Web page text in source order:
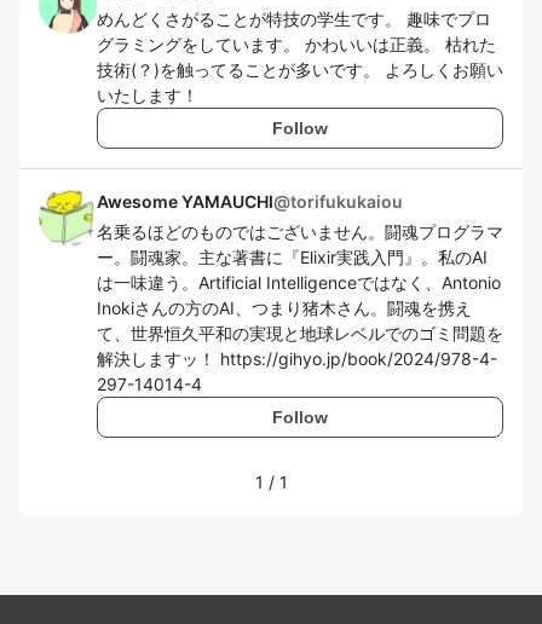
めんどくさがることが特技の学生です。 趣味でプロ
グラミングをしています。 かわいいは正義。 枯れた
技術(？)を触ってることが多いです。 よろしくお願い
いたします！
Follow
Awesome YAMAUCHI@torifukukaiou
名乗るほどのものではございません。闘魂プログラマ
ー。闘魂家。主な著書に『Elixir実践入門』。私のAI
は一味違う。Artificial Intelligenceではなく、Antonio
Inokiさんの方のAI、つまり猪木さん。闘魂を携え
て、世界恒久平和の実現と地球レベルでのゴミ問題を
解決しますッ！ https://gihyo.jp/book/2024/978-4-
297-14014-4
Follow
1 / 1